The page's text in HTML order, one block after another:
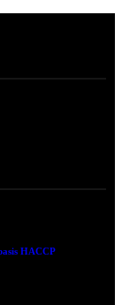
HACCP